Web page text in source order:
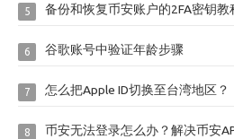
5 备份和恢复币安账户的2FA密钥教
6 谷歌账号中验证年龄步骤
7 怎么把Apple ID切换至台湾地区？
8 币安无法登录怎么办？解决币安